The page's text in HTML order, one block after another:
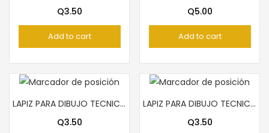
Q3.50
Add to cart
Q5.00
Add to cart
LAPIZ PARA DIBUJO TECNICO 2H – ARTESCO
Q3.50
LAPIZ PARA DIBUJO TECNICO 6H – SUPREME
Q3.50